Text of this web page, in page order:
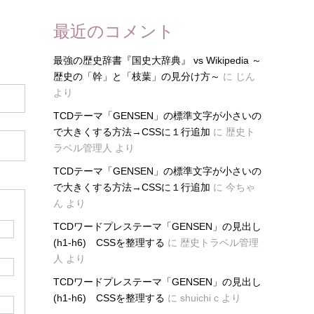
最近のコメント
最強の歴史辞書『国史大辞典』 vs Wikipedia ～
歴史の「幹」と「枝葉」の見分け方～ に じん
より
TCDテーマ「GENSEN」の標準文字が小さいの
で大きくする方法→CSSに１行追加 に 歴史ト
ラベル管理人 より
TCDテーマ「GENSEN」の標準文字が小さいの
で大きくする方法→CSSに１行追加 に 今ちゃ
ん より
TCDワードプレステーマ「GENSEN」の見出し
(h1-h6) CSSを整理する に 歴史トラベル管理
人 より
TCDワードプレステーマ「GENSEN」の見出し
(h1-h6) CSSを整理する に shuichi c より